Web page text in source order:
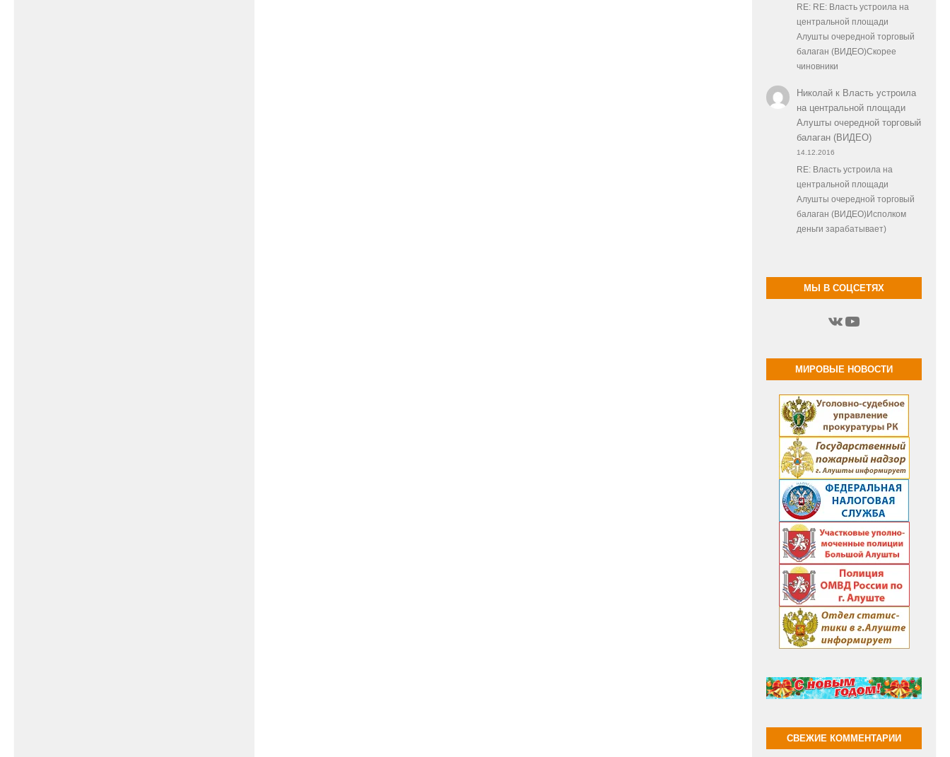
RE: RE: Власть устроила на
центральной площади
Алушты очередной торговый
балаган (ВИДЕО)Скорее
чиновники
Николайк Власть устроила
на центральной площади
Алушты очередной торговый
балаган (ВИДЕО)
14.12.2016
RE: Власть устроила на
центральной площади
Алушты очередной торговый
балаган (ВИДЕО)Исполком
деньги зарабатывает)
МЫ В СОЦСЕТЯХ
ВКонтакте
YouTube
МИРОВЫЕ НОВОСТИ
СВЕЖИЕ КОММЕНТАРИИ